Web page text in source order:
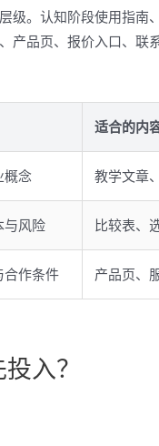
级。认知阶段使用指
产品页、报价入口、
适合的内
概念 教学文章
与风险 比较表、
合作条件 产品页、
入？